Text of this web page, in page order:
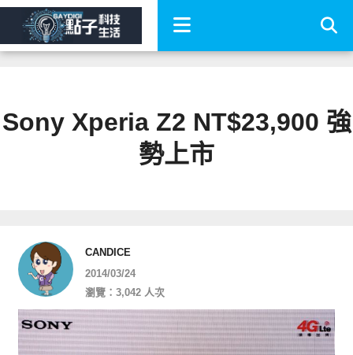
Sony Xperia Z2 NT$23,900 強
勢上市
CANDICE
2014/03/24
瀏覽：3,042 人次